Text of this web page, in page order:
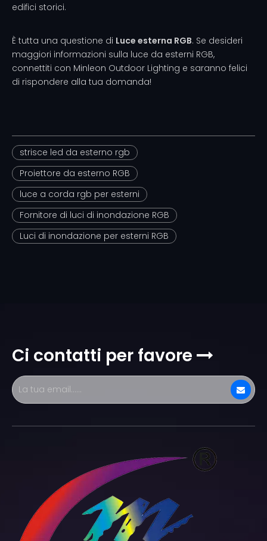
edifici storici.
È tutta una questione di Luce esterna RGB. Se desideri
maggiori informazioni sulla luce da esterni RGB,
connettiti con Minleon Outdoor Lighting e saranno felici
di rispondere alla tua domanda!
strisce led da esterno rgb
Proiettore da esterno RGB
luce a corda rgb per esterni
Fornitore di luci di inondazione RGB
Luci di inondazione per esterni RGB
Ci contatti per favore 